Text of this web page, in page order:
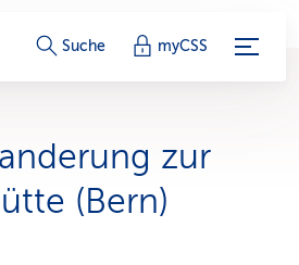
S
v
i
Suche myCSS
zur
(Bern)